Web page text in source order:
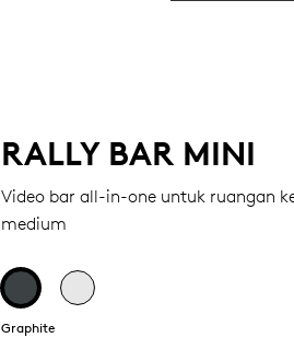
RALLY BAR MINI
Video bar all-in-one untuk ruangan
medium
Graphite